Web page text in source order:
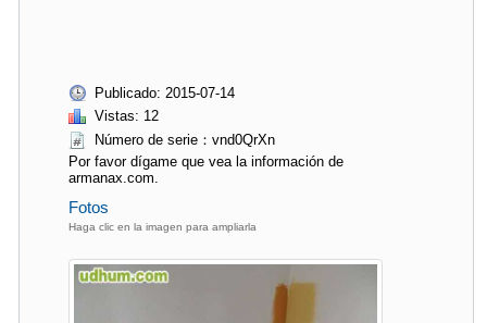
Publicado: 2015-07-14
Vistas: 12
Número de serie：vnd0QrXn
Por favor dígame que vea la información de
armanax.com.
Fotos
Haga clic en la imagen para ampliarla